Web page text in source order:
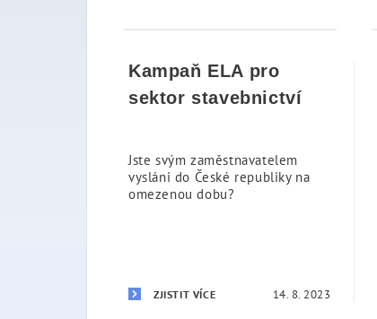
Kampaň ELA pro
sektor stavebnictví
Jste svým zaměstnavatelem
vysláni do České republiky na
omezenou dobu?
ZJISTIT VÍCE 14. 8. 2023